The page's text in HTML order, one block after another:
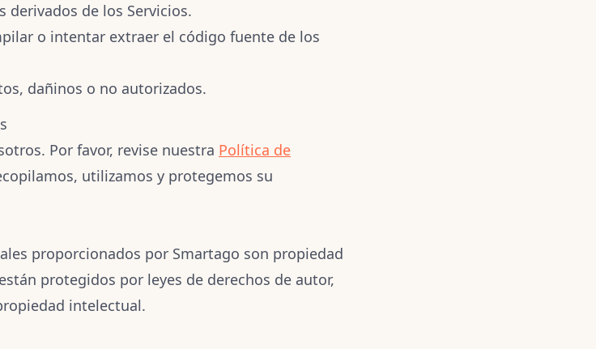
de los Servicios.
o intentar extraer el código fuente de los
dañinos o no autorizados.
Por favor, revise nuestra Política de
utilizamos y protegemos su
proporcionados por Smartago son propiedad
protegidos por leyes de derechos de autor,
intelectual.